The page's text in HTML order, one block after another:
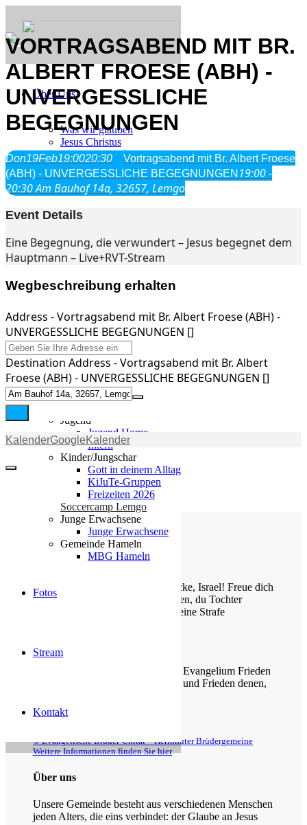
Über Uns
Was wir glauben
Jesus Christus
Geschichte
Neu hier
Veranstaltungen
Gemeinde
Gemeinde
Kleingruppen
Weihnachtslieder
Youtube
Jugend
Jugend Home
Intern
Kinder/Jungschar
Gott in deinem Alltag
KiJuTe-Gruppen
Freizeiten 2026
Soccercamp Lemgo
Junge Erwachsene
Junge Erwachsene
Gemeinde Hameln
MBG Hameln
Fotos
Stream
Kontakt
VORTRAGSABEND MIT BR.
ALBERT FROESE (ABH) -
UNVERGESSLICHE
BEGEGNUNGEN
Don19Feb19:0020:30
Vortragsabend mit Br. Albert Froese
(ABH) - UNVERGESSLICHE BEGEGNUNGEN 19:00 -
20:30Am Bauhof 14a, 32657, Lemgo
Event Details
Eine Begegnung, die verwundert – Jesus begegnet dem
Hauptmann – Live+RVT-Stream
Wegbeschreibung erhalten
Address - Vortragsabend mit Br. Albert Froese (ABH) -
UNVERGESSLICHE BEGEGNUNGEN []
Destination Address - Vortragsabend mit Br. Albert
Froese (ABH) - UNVERGESSLICHE BEGEGNUNGEN []
KalenderGoogleKalender
Die Losung von heute
Jauchze, du Tochter Zion! Frohlocke, Israel! Freue dich
und sei fröhlich von ganzem Herzen, du Tochter
Jerusalem! Denn der HERR hat deine Strafe
Zefanja 3,14-15
Christus ist gekommen und hat im Evangelium Frieden
verkündigt euch, die ihr fern wart, und Frieden denen,
Epheser 2,17
© Evangelische Brüder-Unität – Herrnhuter Brüdergemeine
Weitere Informationen finden Sie hier
Über uns
Unsere Gemeinde besteht aus verschiedenen Menschen
jeden Alters, die eins verbindet: der Glaube an Jesus